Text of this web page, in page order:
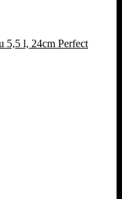
5,5 l, 24cm Perfect